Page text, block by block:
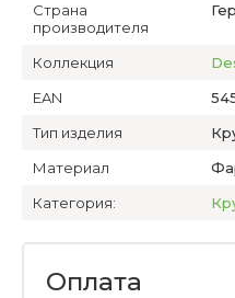
Страна
производителя
Коллекция
EAN
Тип изделия
Материал
Категория:
Оплата